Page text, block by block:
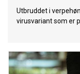
Utbruddet i
virusvariant som er